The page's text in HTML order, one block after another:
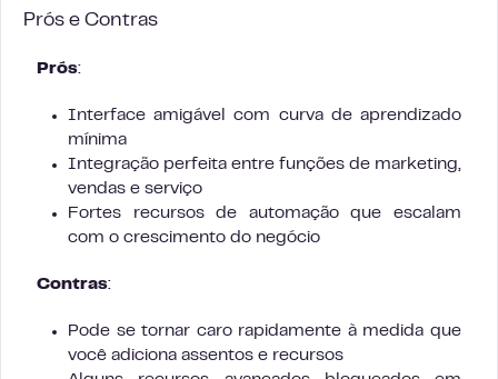
Prós e Contras
Prós:
Interface amigável com curva de aprendizado
mínima
Integração perfeita entre funções de marketing,
vendas e serviço
Fortes recursos de automação que escalam
com o crescimento do negócio
Contras:
Pode se tornar caro rapidamente à medida que
você adiciona assentos e recursos